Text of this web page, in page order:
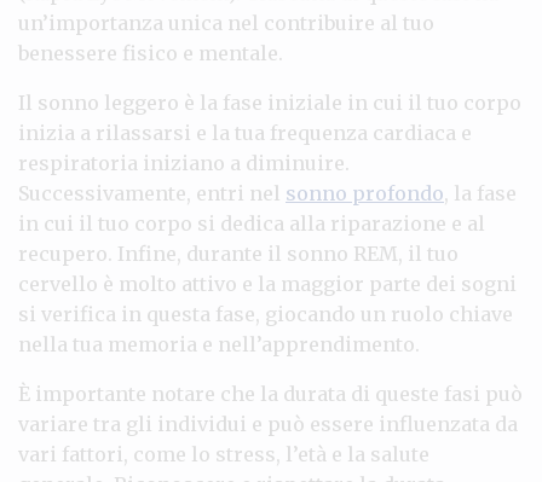
un’importanza unica nel contribuire al tuo
benessere fisico e mentale.
Il sonno leggero è la fase iniziale in cui il tuo corpo
inizia a rilassarsi e la tua frequenza cardiaca e
respiratoria iniziano a diminuire.
Successivamente, entri nel sonno profondo, la fase
in cui il tuo corpo si dedica alla riparazione e al
recupero. Infine, durante il sonno REM, il tuo
cervello è molto attivo e la maggior parte dei sogni
si verifica in questa fase, giocando un ruolo chiave
nella tua memoria e nell’apprendimento.
È importante notare che la durata di queste fasi può
variare tra gli individui e può essere influenzata da
vari fattori, come lo stress, l’età e la salute